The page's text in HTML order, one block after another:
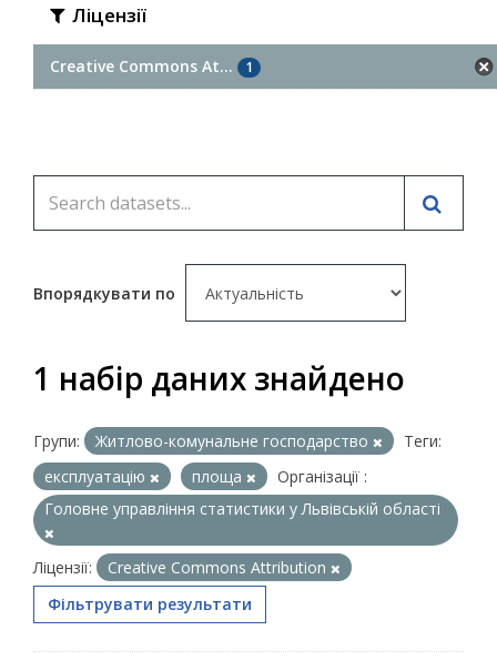
Ліцензії
Creative Commons At... 1
Впорядкувати по
1 набір даних знайдено
Групи: Житлово-комунальне господарство
Теги:
експлуатацію
площа
Організації :
Головне управління статистики у Львівській області
Ліцензії:
Creative Commons Attribution
Фільтрувати результати